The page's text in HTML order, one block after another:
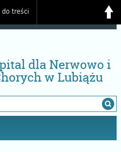
do treści
dla Nerwowo i
w Lubiążu